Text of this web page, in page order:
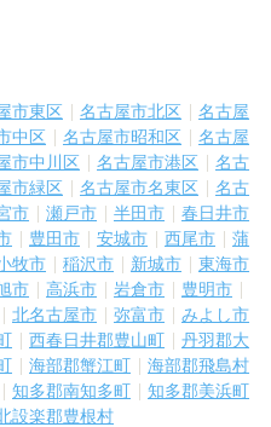
市東区 名古屋市北区
名古屋
中区 名古屋市昭和区
名古屋
市中川区 名古屋市港区
名古
市緑区 名古屋市名東区
名古
市 瀬戸市 半田市
春日井市
豊田市 安城市 西尾市
蒲
牧市 稲沢市 新城市
東海市
市 高浜市 岩倉市
豊明市
北名古屋市 弥富市
みよし市
西春日井郡豊山町
丹羽郡大
海部郡蟹江町
海部郡飛島村
知多郡南知多町
知多郡美浜町
設楽郡豊根村